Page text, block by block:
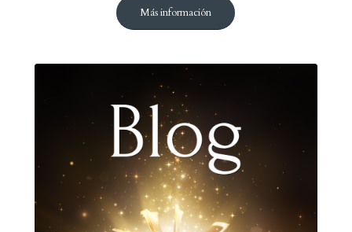
Más información
Ver más información